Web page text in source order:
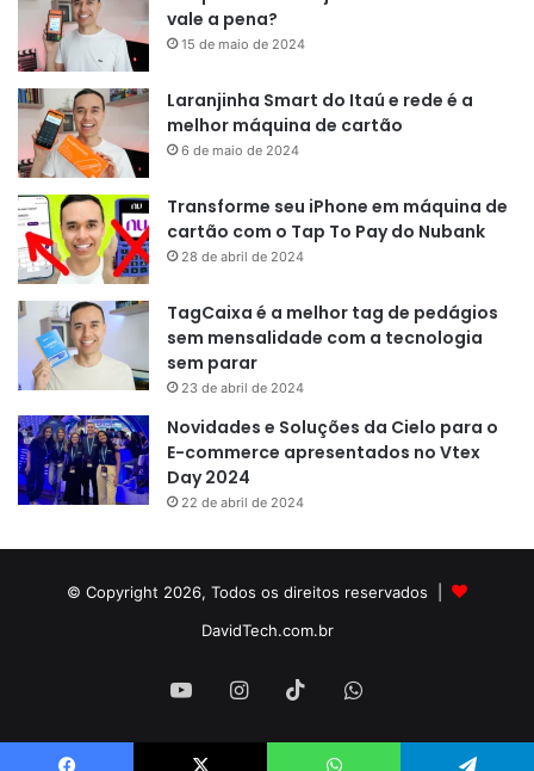
vale a pena?
15 de maio de 2024
Laranjinha Smart do Itaú e rede é a
melhor máquina de cartão
6 de maio de 2024
Transforme seu iPhone em máquina de
cartão com o Tap To Pay do Nubank
28 de abril de 2024
TagCaixa é a melhor tag de pedágios
sem mensalidade com a tecnologia
sem parar
23 de abril de 2024
Novidades e Soluções da Cielo para o
E-commerce apresentados no Vtex
Day 2024
22 de abril de 2024
© Copyright 2026, Todos os direitos reservados |
DavidTech.com.br
YouTubeInstagram
TikTokWhatsApp